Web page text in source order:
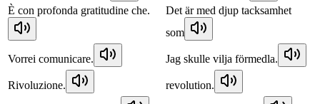
È con profonda gratitudine che.
Det är med djup tacksamhet
som
Vorrei comunicare. Jag skulle vilja förmedla.
Rivoluzione. revolution.